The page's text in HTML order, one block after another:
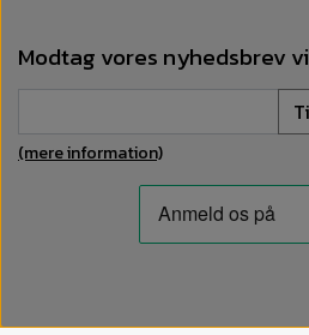
Modtag vores nyhedsbrev
(mere information)